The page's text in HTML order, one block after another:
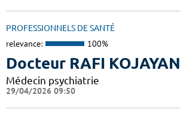
PROFESSIONNELS DE SANTÉ
relevance: 100%
Docteur RAFI KOJAYAN
Médecin psychiatrie
29/04/2026 09:50